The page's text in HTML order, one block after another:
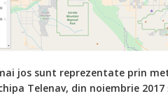
jos sunt reprezentate prin
Telenav, din noiembrie